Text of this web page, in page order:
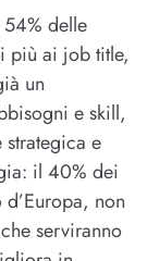
delle
più ai job title,
un
e skill,
e
il 40% dei
non
serviranno